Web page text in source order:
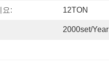
요: 12TON
2000set/year